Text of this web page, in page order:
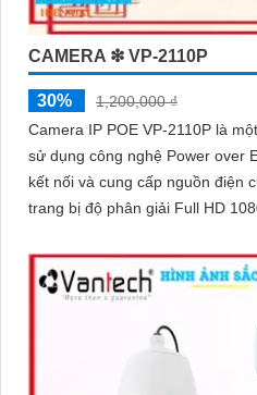
CAMERA ❇ VP-2110P
30%
1,200,000 ₫
Camera IP POE VP-2110P là
sử dụng công nghệ Power over
kết nối và cung cấp nguồn điện cho
trang bị độ phân giải Full HD